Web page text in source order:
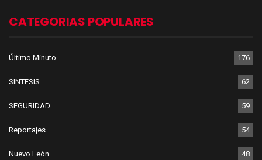
CATEGORIAS POPULARES
Último Minuto 176
SINTESIS 62
SEGURIDAD 59
Reportajes 54
Nuevo León 48